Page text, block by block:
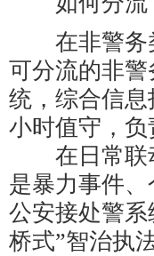
在非警务类
可分流的非
统，综合信息
小时值守，
在日常联动
是暴力事件
公安接处警
桥式”智治执